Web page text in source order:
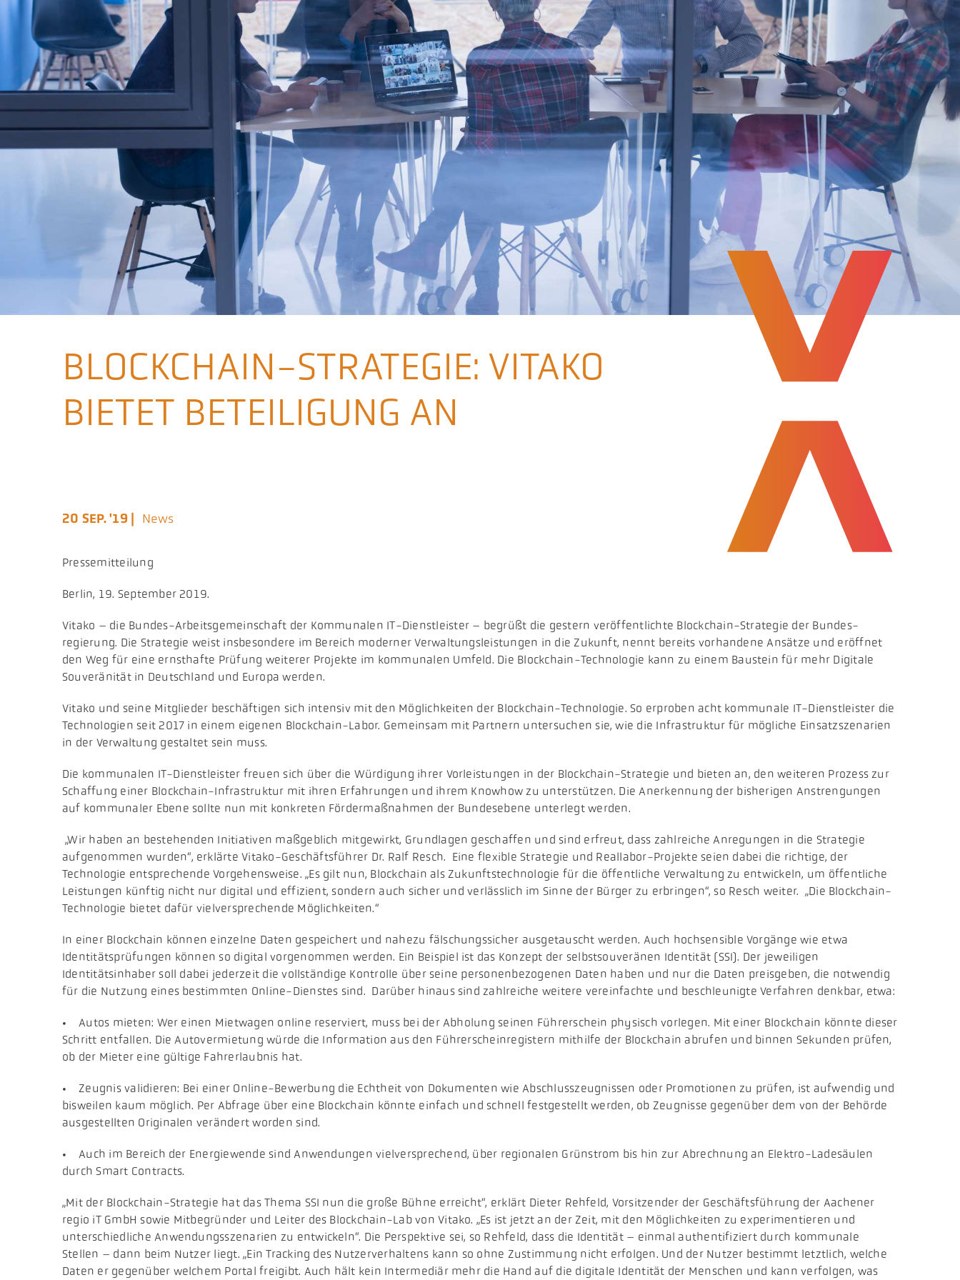
BLOCKCHAIN-STRATEGIE: VITAKO
BIETET BETEILIGUNG AN
20 SEP. '19 | News
Pressemitteilung
Berlin, 19. September 2019.
Vitako – die Bundes-Arbeitsgemeinschaft der Kommunalen IT-Dienstleister – begrüßt die gestern veröffentlichte Blockchain-Strategie der Bundes-
regierung. Die Strategie weist insbesondere im Bereich moderner Verwaltungsleistungen in die Zukunft, nennt bereits vorhandene Ansätze und eröffnet
den Weg für eine ernsthafte Prüfung weiterer Projekte im kommunalen Umfeld. Die Blockchain-Technologie kann zu einem Baustein für mehr Digitale
Souveränität in Deutschland und Europa werden.
Vitako und seine Mitglieder beschäftigen sich intensiv mit den Möglichkeiten der Blockchain-Technologie. So erproben acht kommunale IT-Dienstleister die
Technologien seit 2017 in einem eigenen Blockchain-Labor. Gemeinsam mit Partnern untersuchen sie, wie die Infrastruktur für mögliche Einsatzszenarien
in der Verwaltung gestaltet sein muss.
Die kommunalen IT-Dienstleister freuen sich über die Würdigung ihrer Vorleistungen in der Blockchain-Strategie und bieten an, den weiteren Prozess zur
Schaffung einer Blockchain-Infrastruktur mit ihren Erfahrungen und ihrem Knowhow zu unterstützen. Die Anerkennung der bisherigen Anstrengungen
auf kommunaler Ebene sollte nun mit konkreten Fördermaßnahmen der Bundesebene unterlegt werden.
„Wir haben an bestehenden Initiativen maßgeblich mitgewirkt, Grundlagen geschaffen und sind erfreut, dass zahlreiche Anregungen in die Strategie
aufgenommen wurden“, erklärte Vitako-Geschäftsführer Dr. Ralf Resch. Eine flexible Strategie und Reallabor-Projekte seien dabei die richtige, der
Technologie entsprechende Vorgehensweise. „Es gilt nun, Blockchain als Zukunftstechnologie für die öffentliche Verwaltung zu entwickeln, um öffentliche
Leistungen künftig nicht nur digital und effizient, sondern auch sicher und verlässlich im Sinne der Bürger zu erbringen“, so Resch weiter. „Die Blockchain-
Technologie bietet dafür vielversprechende Möglichkeiten.“
​In einer Blockchain können einzelne Daten gespeichert und nahezu fälschungssicher ausgetauscht werden. Auch hochsensible Vorgänge wie etwa
Identitätsprüfungen können so digital vorgenommen werden. Ein Beispiel ist das Konzept der selbstsouveränen Identität (SSI). Der jeweiligen
Identitätsinhaber soll dabei jederzeit die vollständige Kontrolle über seine personenbezogenen Daten haben und nur die Daten preisgeben, die notwendig
für die Nutzung eines bestimmten Online-Dienstes sind. Darüber hinaus sind zahlreiche weitere vereinfachte und beschleunigte Verfahren denkbar, etwa:
• Autos mieten: Wer einen Mietwagen online reserviert, muss bei der Abholung seinen Führerschein physisch vorlegen. Mit einer Blockchain könnte dieser
Schritt entfallen. Die Autovermietung würde die Information aus den Führerscheinregistern mithilfe der Blockchain abrufen und binnen Sekunden prüfen,
ob der Mieter eine gültige Fahrerlaubnis hat.
• Zeugnis validieren: Bei einer Online-Bewerbung die Echtheit von Dokumenten wie Abschlusszeugnissen oder Promotionen zu prüfen, ist aufwendig und
bisweilen kaum möglich. Per Abfrage über eine Blockchain könnte einfach und schnell festgestellt werden, ob Zeugnisse gegenüber dem von der Behörde
ausgestellten Originalen verändert worden sind.
• Auch im Bereich der Energiewende sind Anwendungen vielversprechend, über regionalen Grünstrom bis hin zur Abrechnung an Elektro-Ladesäulen
durch Smart Contracts.
„Mit der Blockchain-Strategie hat das Thema SSI nun die große Bühne erreicht“, erklärt Dieter Rehfeld, Vorsitzender der Geschäftsführung der Aachener
regio iT GmbH sowie Mitbegründer und Leiter des Blockchain-Lab von Vitako. „Es ist jetzt an der Zeit, mit den Möglichkeiten zu experimentieren und
unterschiedliche Anwendungsszenarien zu entwickeln“. Die Perspektive sei, so Rehfeld, dass die Identität – einmal authentifiziert durch kommunale
Stellen – dann beim Nutzer liegt. „Ein Tracking des Nutzerverhaltens kann so ohne Zustimmung nicht erfolgen. Und der Nutzer bestimmt letztlich, welche
Daten er gegenüber welchem Portal freigibt. Auch hält kein Intermediär mehr die Hand auf die digitale Identität der Menschen und kann verfolgen, was